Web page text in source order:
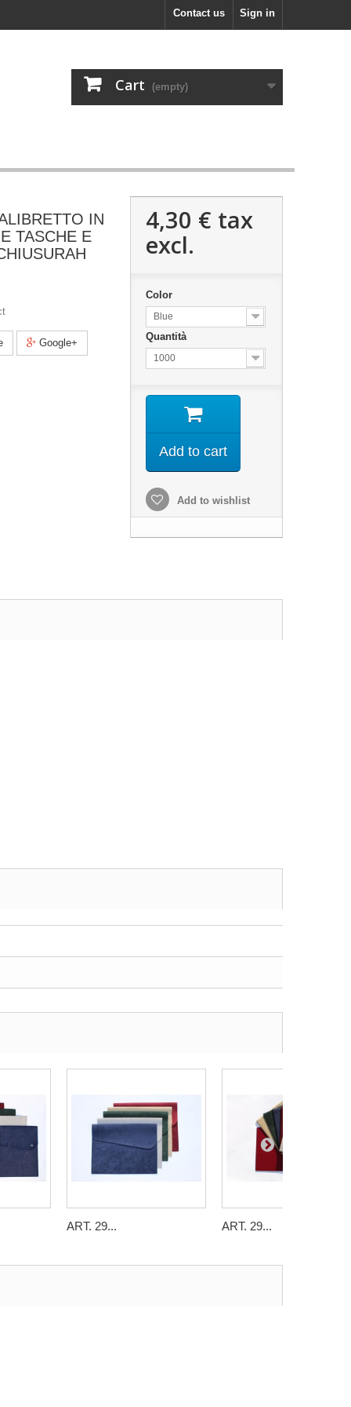
Sign in
Contact us
Cart (empty)
IN
TASCHE E
Google+
4,30 € tax
excl.
Color
Blue
Quantità
1000
Add to cart
Add to wishlist
ART. 29... ART. 29...